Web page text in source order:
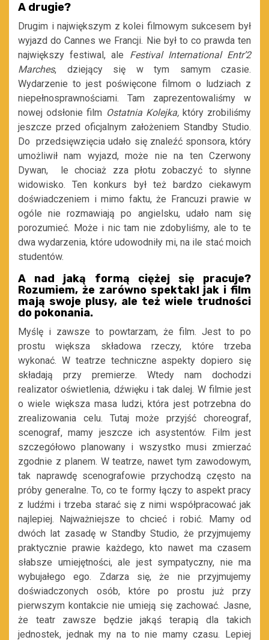
A drugie?
Drugim i największym z kolei filmowym sukcesem był
wyjazd do Cannes we Francji. Nie był to co prawda ten
największy festiwal, ale Festival International Entr’2
Marches, dziejący się w tym samym czasie.
Wydarzenie to jest poświęcone filmom o ludziach z
niepełnosprawnościami. Tam zaprezentowaliśmy w
nowej odsłonie film Ostatnia Kolejka,który zrobiliśmy
jeszcze przed oficjalnym założeniem Standby Studio.
Do przedsięwzięcia udało się znaleźć sponsora, który
umożliwił nam wyjazd, może nie na ten Czerwony
Dywan, le chociaż zza płotu zobaczyć to słynne
widowisko. Ten konkurs był też bardzo ciekawym
doświadczeniem i mimo faktu, że Francuzi prawie w
ogóle nie rozmawiają po angielsku, udało nam się
porozumieć. Może i nic tam nie zdobyliśmy, ale to te
dwa wydarzenia, które udowodniły mi, na ile stać moich
studentów.
A nad jaką formą ciężej się pracuje?
Rozumiem, że zarówno spektakl jak i film
mają swoje plusy, ale też wiele trudności
do pokonania.
Myślę i zawsze to powtarzam, że film. Jest to po
prostu większa składowa rzeczy, które trzeba
wykonać. W teatrze techniczne aspekty dopiero się
składają przy premierze. Wtedy nam dochodzi
realizator oświetlenia, dźwięku i tak dalej. W filmie jest
o wiele większa masa ludzi, która jest potrzebna do
zrealizowania celu. Tutaj może przyjść choreograf,
scenograf, mamy jeszcze ich asystentów. Film jest
szczegółowo planowany i wszystko musi zmierzać
zgodnie z planem. W teatrze, nawet tym zawodowym,
tak naprawdę scenografowie przychodzą często na
próby generalne. To, co te formy łączy to aspekt pracy
z ludźmi i trzeba starać się z nimi współpracować jak
najlepiej. Najważniejsze to chcieć i robić. Mamy od
dwóch lat zasadę w Standby Studio, że przyjmujemy
praktycznie prawie każdego, kto nawet ma czasem
słabsze umiejętności, ale jest sympatyczny, nie ma
wybujałego ego. Zdarza się, że nie przyjmujemy
doświadczonych osób, które po prostu już przy
pierwszym kontakcie nie umieją się zachować. Jasne,
że teatr zawsze będzie jakąś terapią dla takich
jednostek, jednak my na to nie mamy czasu. Lepiej